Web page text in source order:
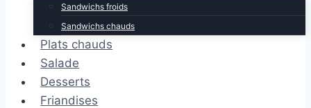
Sandwichs froids
Sandwichs chauds
Plats chauds
Salade
Desserts
Friandises